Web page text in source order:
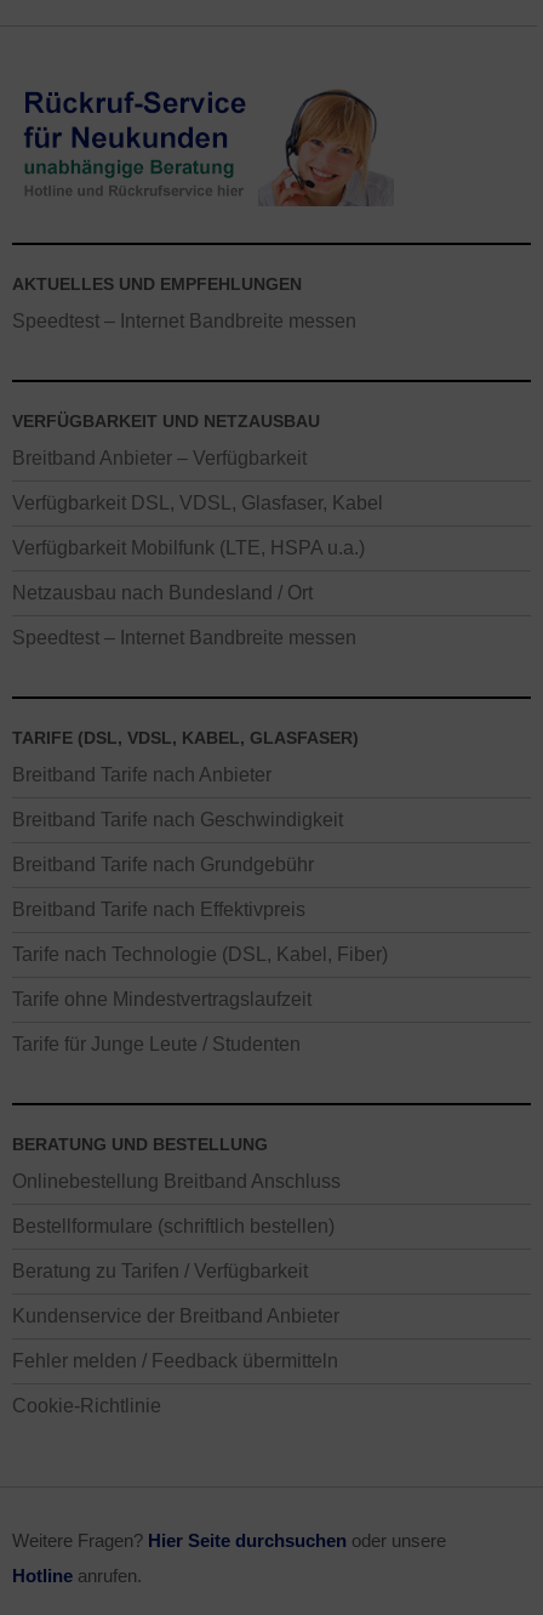
AKTUELLES UND EMPFEHLUNGEN
Speedtest – Internet Bandbreite messen
VERFÜGBARKEIT UND NETZAUSBAU
Breitband Anbieter – Verfügbarkeit
Verfügbarkeit DSL, VDSL, Glasfaser, Kabel
Verfügbarkeit Mobilfunk (LTE, HSPA u.a.)
Netzausbau nach Bundesland / Ort
Speedtest – Internet Bandbreite messen
TARIFE (DSL, VDSL, KABEL, GLASFASER)
Breitband Tarife nach Anbieter
Breitband Tarife nach Geschwindigkeit
Breitband Tarife nach Grundgebühr
Breitband Tarife nach Effektivpreis
Tarife nach Technologie (DSL, Kabel, Fiber)
Tarife ohne Mindestvertragslaufzeit
Tarife für Junge Leute / Studenten
BERATUNG UND BESTELLUNG
Onlinebestellung Breitband Anschluss
Bestellformulare (schriftlich bestellen)
Beratung zu Tarifen / Verfügbarkeit
Kundenservice der Breitband Anbieter
Fehler melden / Feedback übermitteln
Cookie-Richtlinie
Weitere Fragen? Hier Seite durchsuchen oder unsere
Hotline anrufen.